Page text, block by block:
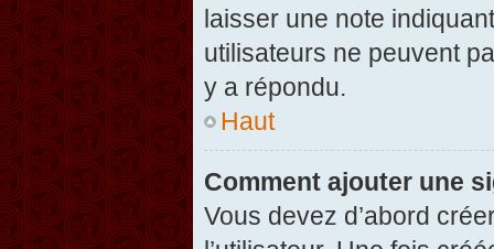
laisser une note
utilisateurs ne peuvent
y a répondu.
Haut
Comment ajouter une
Vous devez d’abord